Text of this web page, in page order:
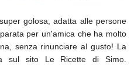
golosa, adatta alle persone
per un'amica che ha molto
senza rinunciare al gusto! La
sul sito Le Ricette di Simo.